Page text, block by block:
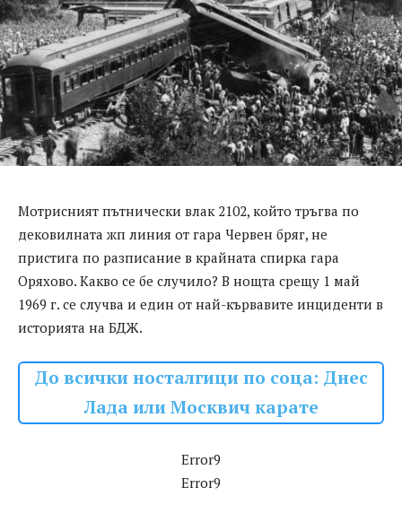
Мотрисният пътнически влак 2102, който тръгва по
дековилната жп линия от гара Червен бряг, не
пристига по разписание в крайната спирка гара
Оряхово. Какво се бе случило? В нощта срещу 1 май
1969 г. се случва и един от най-кървавите инциденти в
историята на БДЖ.
До всички носталгици по соца: Днес
Лада или Москвич карате
Error9
Error9